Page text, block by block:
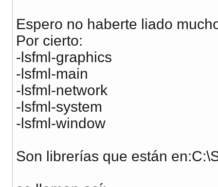
Espero no haberte liado
Por cierto:
-lsfml-graphics
-lsfml-main
-lsfml-network
-lsfml-system
-lsfml-window
Son librerías que están